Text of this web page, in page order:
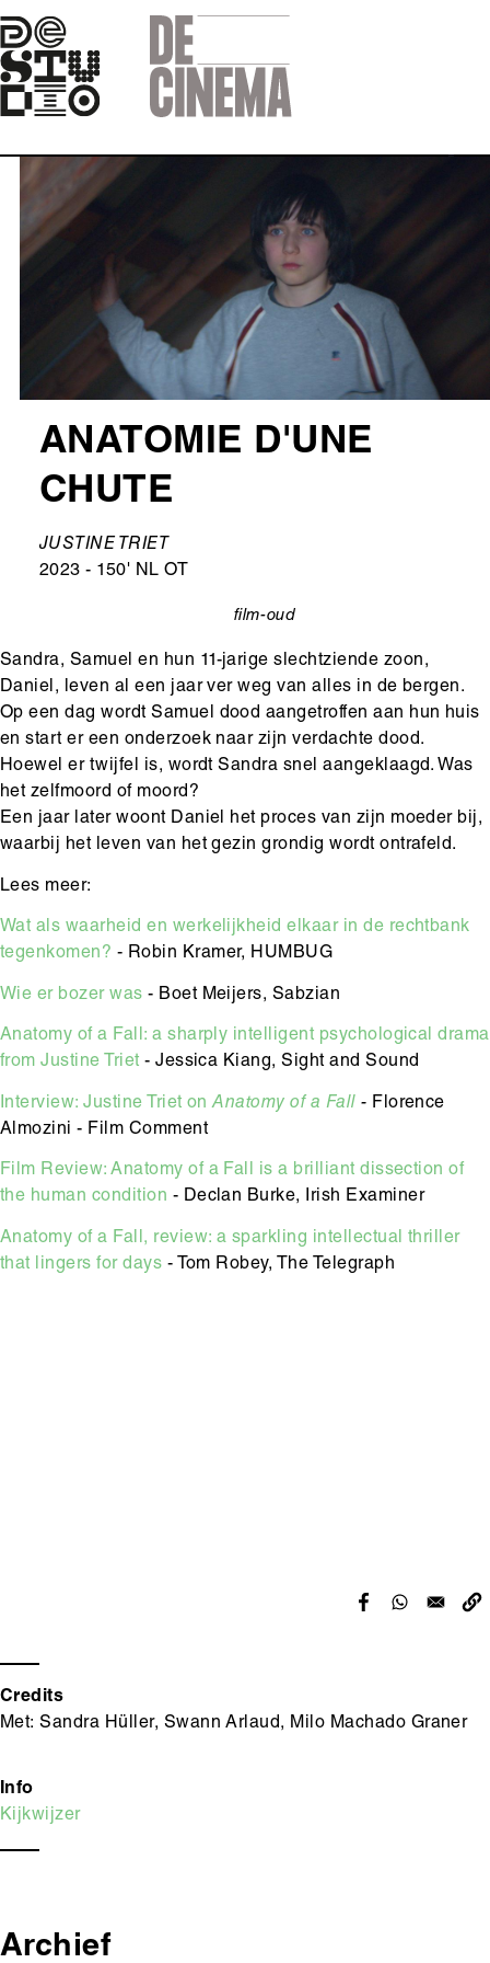
Skip
to
main
navigation
ANATOMIE D'UNE
CHUTE
Ondertitel
JUSTINE TRIET
2023 - 150' NL OT
film-oud
Sandra, Samuel en hun 11-jarige slechtziende zoon,
Daniel, leven al een jaar ver weg van alles in de bergen.
Op een dag wordt Samuel dood aangetroffen aan hun huis
en start er een onderzoek naar zijn verdachte dood.
Hoewel er twijfel is, wordt Sandra snel aangeklaagd. Was
het zelfmoord of moord?
Een jaar later woont Daniel het proces van zijn moeder bij,
waarbij het leven van het gezin grondig wordt ontrafeld.
Lees meer:
Wat als waarheid en werkelijkheid elkaar in de rechtbank
tegenkomen? - Robin Kramer, HUMBUG
Wie er bozer was - Boet Meijers, Sabzian
Anatomy of a Fall: a sharply intelligent psychological drama
from Justine Triet - Jessica Kiang, Sight and Sound
Interview: Justine Triet onAnatomy of a Fall - Florence
Almozini - Film Comment
Film Review: Anatomy of a Fall is a brilliant dissection of
the human condition - Declan Burke, Irish Examiner
Anatomy of a Fall, review: a sparkling intellectual thriller
that lingers for days - Tom Robey, The Telegraph
Credits
Met: Sandra Hüller, Swann Arlaud, Milo Machado Graner
Info
Kijkwijzer
Archief